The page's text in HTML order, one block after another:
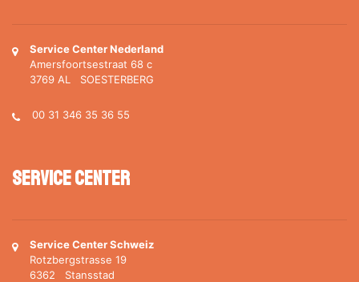
Service Center Nederland
Amersfoortsestraat 68 c
3769 AL SOESTERBERG
00 31 346 35 36 55
Service Center
Service Center Schweiz
Rotzbergstrasse 19
6362 Stansstad